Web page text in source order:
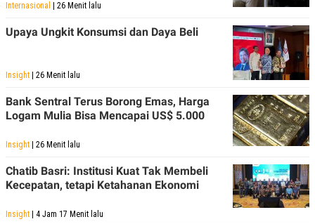
Internasional | 26 Menit lalu
Upaya Ungkit Konsumsi dan Daya Beli
Insight | 26 Menit lalu
Bank Sentral Terus Borong Emas, Harga
Logam Mulia Bisa Mencapai US$ 5.000
Insight | 26 Menit lalu
Chatib Basri: Institusi Kuat Tak Membeli
Kecepatan, tetapi Ketahanan Ekonomi
Insight | 4 Jam 17 Menit lalu